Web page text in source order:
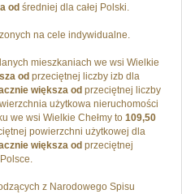
od średniej dla całej Polski.
na cele indywidualne.
mieszkaniach we wsi Wielkie
od przeciętnej liczby izb dla
większa od przeciętnej liczby
użytkowa nieruchomości
we wsi Wielkie Chełmy to 109,50
powierzchni użytkowej dla
większa od przeciętnej
z Narodowego Spisu